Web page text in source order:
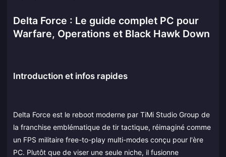
Delta Force : Le guide complet PC pour
Warfare, Operations et Black Hawk Down
Introduction et infos rapides
Delta Force est le reboot moderne par TiMi Studio Group de
la franchise emblématique de tir tactique, réimaginé comme
un FPS militaire free-to-play multi-modes conçu pour l'ère
PC. Plutôt que de viser une seule niche, il fusionne